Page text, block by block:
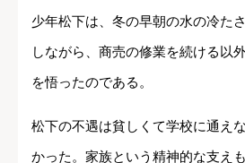
少年松下は、冬の早朝の水の冷た
しながら、商売の修業を続ける以
を悟ったのである。
松下の不遇は貧しくて学校に通え
かった。家族という精神的な支え